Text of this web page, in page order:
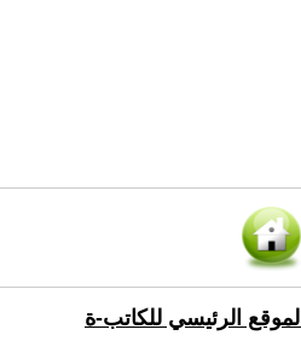
الموقع الرئيسي للكاتب-ة